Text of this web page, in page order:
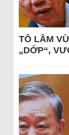
TÔ LÂM
„DỚP“,